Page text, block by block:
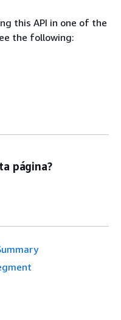
this API in one of the
the following:
página?